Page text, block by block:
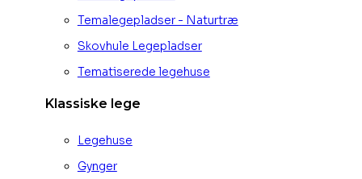
Temalegepladser - Naturtræ
Skovhule Legepladser
Tematiserede legehuse
Klassiske lege
Legehuse
Gynger